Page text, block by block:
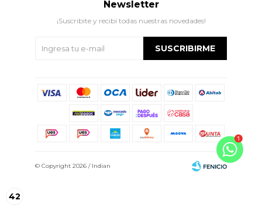
42
Newsletter
¡Suscribite y recibí todas nuestras novedades!
SUSCRIBIRME
© Copyright 2026 / Indian